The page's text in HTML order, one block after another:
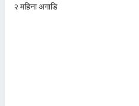
२ महिना अगाडि